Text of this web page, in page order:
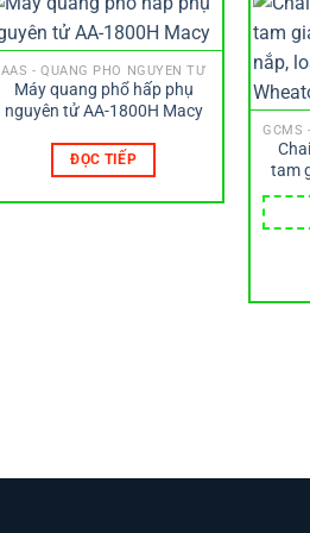
AAS - QUANG PHỔ NGUYÊN TỬ
Máy quang phổ hấp phụ
nguyên tử AA-1800H Macy
ĐỌC TIẾP
GCMS
tam